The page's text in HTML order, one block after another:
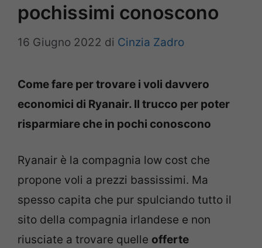
pochissimi conoscono
16 Giugno 2022 di Cinzia Zadro
Come fare per trovare i voli davvero
economici di Ryanair. Il trucco per poter
risparmiare che in pochi conoscono
Ryanair è la compagnia low cost che
propone voli a prezzi bassissimi. Ma
spesso capita che pur spulciando tutto il
sito della compagnia irlandese e non
riusciate a trovare quelle offerte